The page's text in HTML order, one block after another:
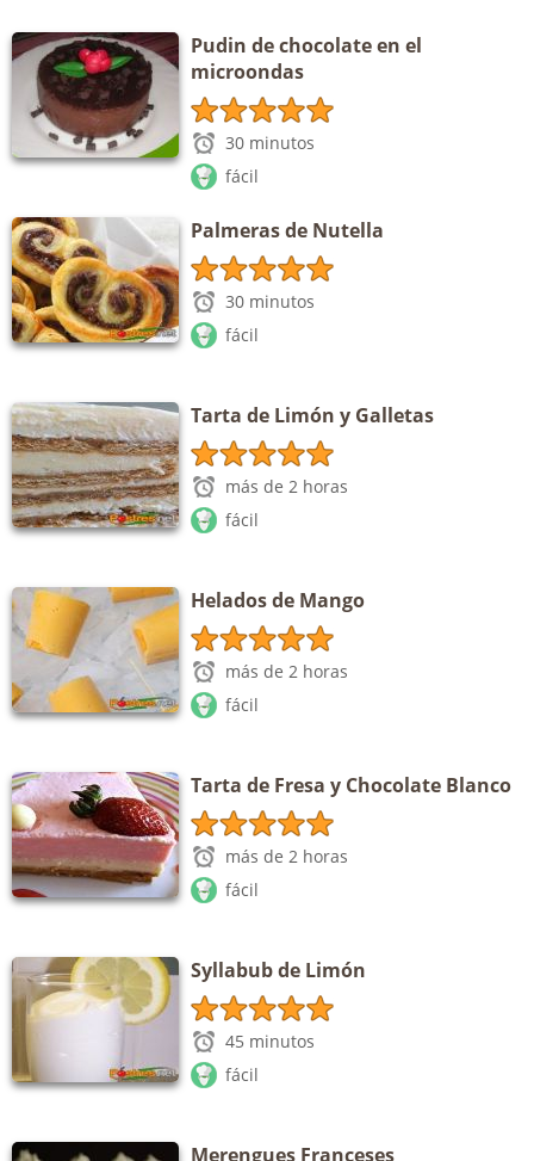
Pudin de chocolate en el
microondas
30 minutos
fácil
Palmeras de Nutella
30 minutos
fácil
Tarta de Limón y Galletas
más de 2 horas
fácil
Helados de Mango
más de 2 horas
fácil
Tarta de Fresa y Chocolate Blanco
más de 2 horas
fácil
Syllabub de Limón
45 minutos
fácil
Merengues Franceses